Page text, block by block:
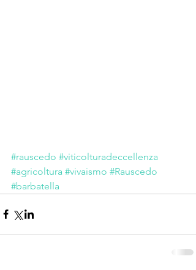
#rauscedo #viticolturadeccellenza
#agricoltura #vivaismo #Rauscedo
#barbatella